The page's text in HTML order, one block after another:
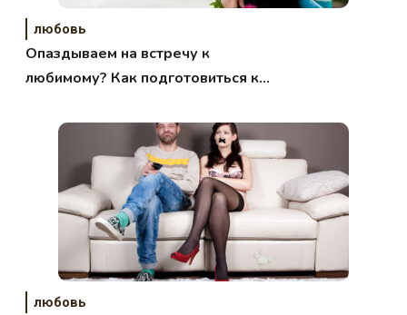
любовь
Опаздываем на встречу к
любимому? Как подготовиться к
любовь